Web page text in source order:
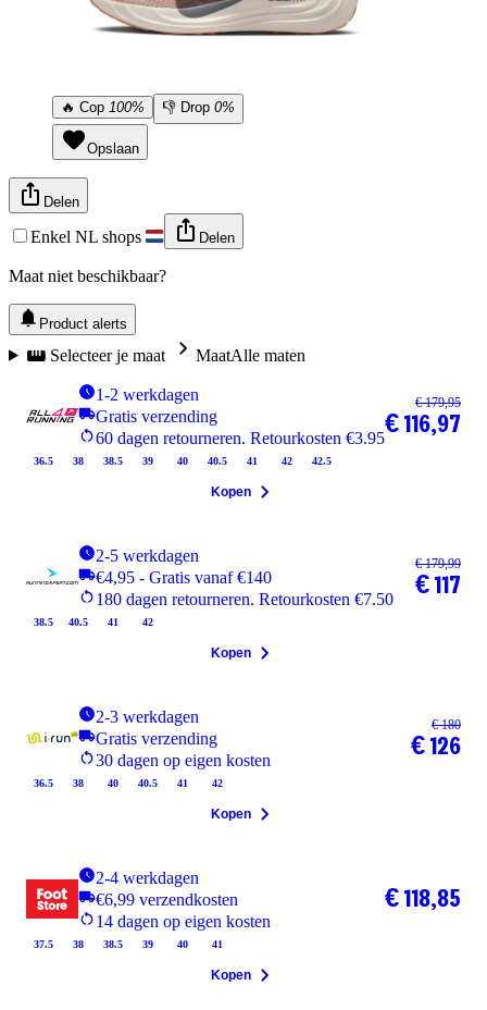
🔥 Cop 100% 👎 Drop 0%
Opslaan
Delen
Enkel NL shops Delen
Maat niet beschikbaar?
Product alerts
Selecteer je maat MaatAlle maten
1-2 werkdagen
Gratis verzending
60 dagen retourneren. Retourkosten €3.95
36.5 38 38.5 39 40 40.5 41 42 42.5
€ 179,95
€ 116,97
Kopen
2-5 werkdagen
€4,95 - Gratis vanaf €140
180 dagen retourneren. Retourkosten €7.50
38.5 40.5 41 42
€ 179,99
€ 117
Kopen
2-3 werkdagen
Gratis verzending
30 dagen op eigen kosten
36.5 38 40 40.5 41 42
€ 180
€ 126
Kopen
2-4 werkdagen
€6,99 verzendkosten
14 dagen op eigen kosten
37.5 38 38.5 39 40 41
€ 118,85
Kopen